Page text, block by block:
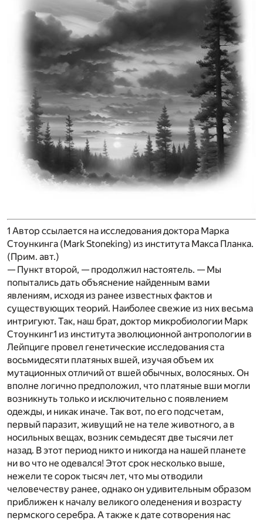
1 Автор ссылается на исследования доктора Марка
Стоункинга (Mark Stoneking) из института Макса Планка.
(Прим. авт.)
— Пункт второй, — продолжил настоятель. — Мы
попытались дать объяснение найденным вами
явлениям, исходя из ранее известных фактов и
существующих теорий. Наиболее свежие из них весьма
интригуют. Так, наш брат, доктор микробиологии Марк
Стоункинг1 из института эволюционной антропологии в
Лейпциге провел генетические исследования ста
восьмидесяти платяных вшей, изучая объем их
мутационных отличий от вшей обычных, волосяных. Он
вполне логично предположил, что платяные вши могли
возникнуть только и исключительно с появлением
одежды, и никак иначе. Так вот, по его подсчетам,
первый паразит, живущий не на теле животного, а в
носильных вещах, возник семьдесят две тысячи лет
назад. В этот период никто и никогда на нашей планете
ни во что не одевался! Этот срок несколько выше,
нежели те сорок тысяч лет, что мы отводили
человечеству ранее, однако он удивительным образом
приближен к началу великого оледенения и возрасту
пермского серебра. А также к дате сотворения нас